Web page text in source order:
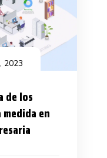
2023
de los
en